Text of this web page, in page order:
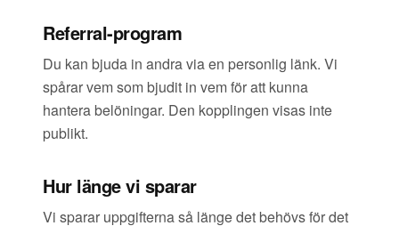
Referral-program
Du kan bjuda in andra via en personlig länk. Vi
spårar vem som bjudit in vem för att kunna
hantera belöningar. Den kopplingen visas inte
publikt.
Hur länge vi sparar
Vi sparar uppgifterna så länge det behövs för det